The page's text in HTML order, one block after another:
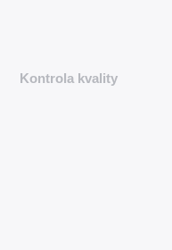
Kontrola kvality